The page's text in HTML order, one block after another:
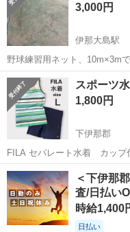
3,000円
伊那大島駅
野球練習用ネット、10m×3m
トが若干寄って、ホツレがあ
（写真3） 土汚れ等あります
となります。
長野 下伊那郡 伊那大
スポーツ
1,800円
下伊那郡
FILA セパレート水着 カップ付き Lサイズ 爽
インのタンクトップとネイビ
生地感が違います。 【状態】 カップはサイドから取り外せます(画像
5) あまり...
長野 下伊那郡 水泳
＜下伊那
査/日払い
時給1,400
日払い